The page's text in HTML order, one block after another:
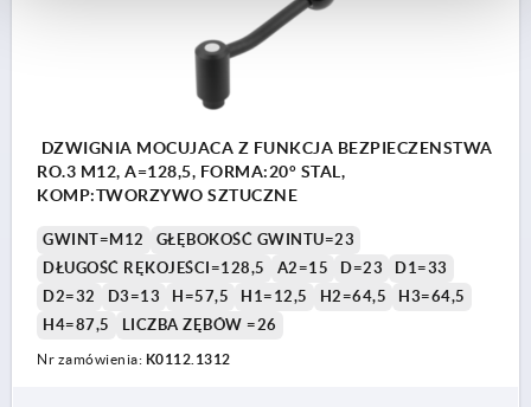
DZWIGNIA MOCUJACA Z FUNKCJA BEZPIECZENSTWA
RO.3 M12, A=128,5, FORMA:20° STAL,
KOMP:TWORZYWO SZTUCZNE
GWINT=M12
GŁĘBOKOŚĆ GWINTU=23
DŁUGOŚĆ RĘKOJEŚCI=128,5
A2=15 D=23
D1=33
D2=32
D3=13 H=57,5 H1=12,5 H2=64,5
H3=64,5
H4=87,5
LICZBA ZĘBÓW =26
Nr zamówienia: K0112.1312